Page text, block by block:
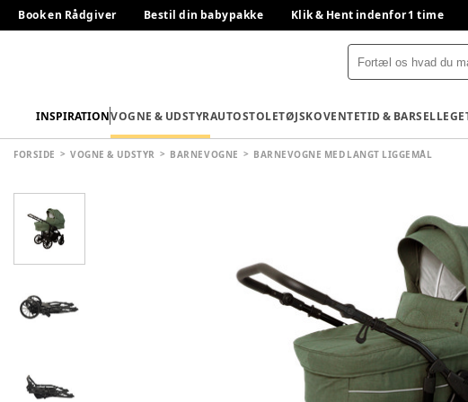
Book en Rådgiver Bestil din babypakke Klik & Hent indenfor 1 time
INSPIRATIONVOGNE & UDSTYRAUTOSTOLETØJSKOVENTETID & BARSEL
FORSIDE VOGNE & UDSTYR BARNEVOGNE BARNEVOGNE MED LANGT LIGGEMÅL